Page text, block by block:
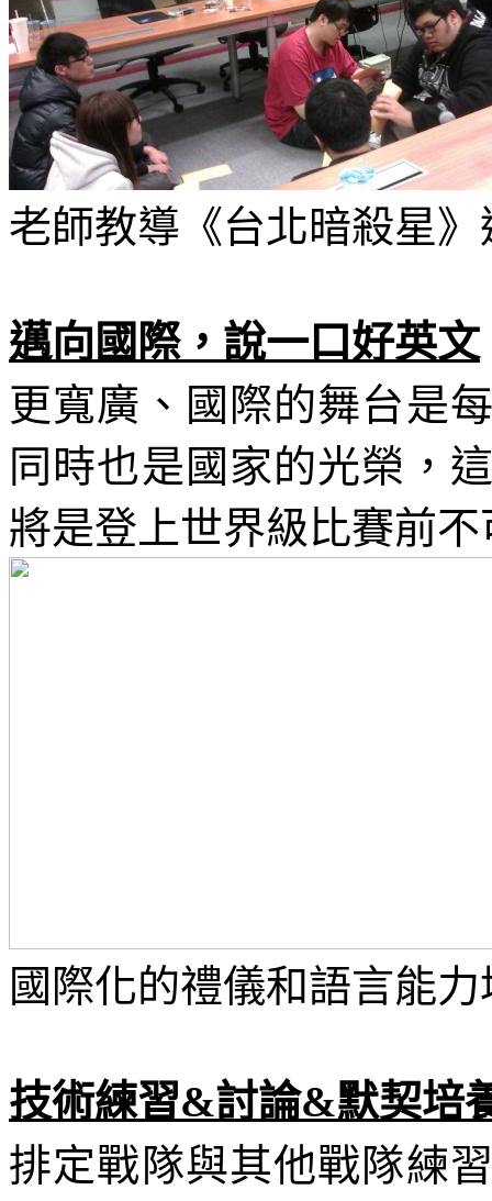
老師教導《台北暗殺星
邁向國際，說一口好英文
更寬廣、國際的舞台是
同時也是國家的光榮，
將是登上世界級比賽前
國際化的禮儀和語言能力
技術練習&討論&默契培
排定戰隊與其他戰隊練